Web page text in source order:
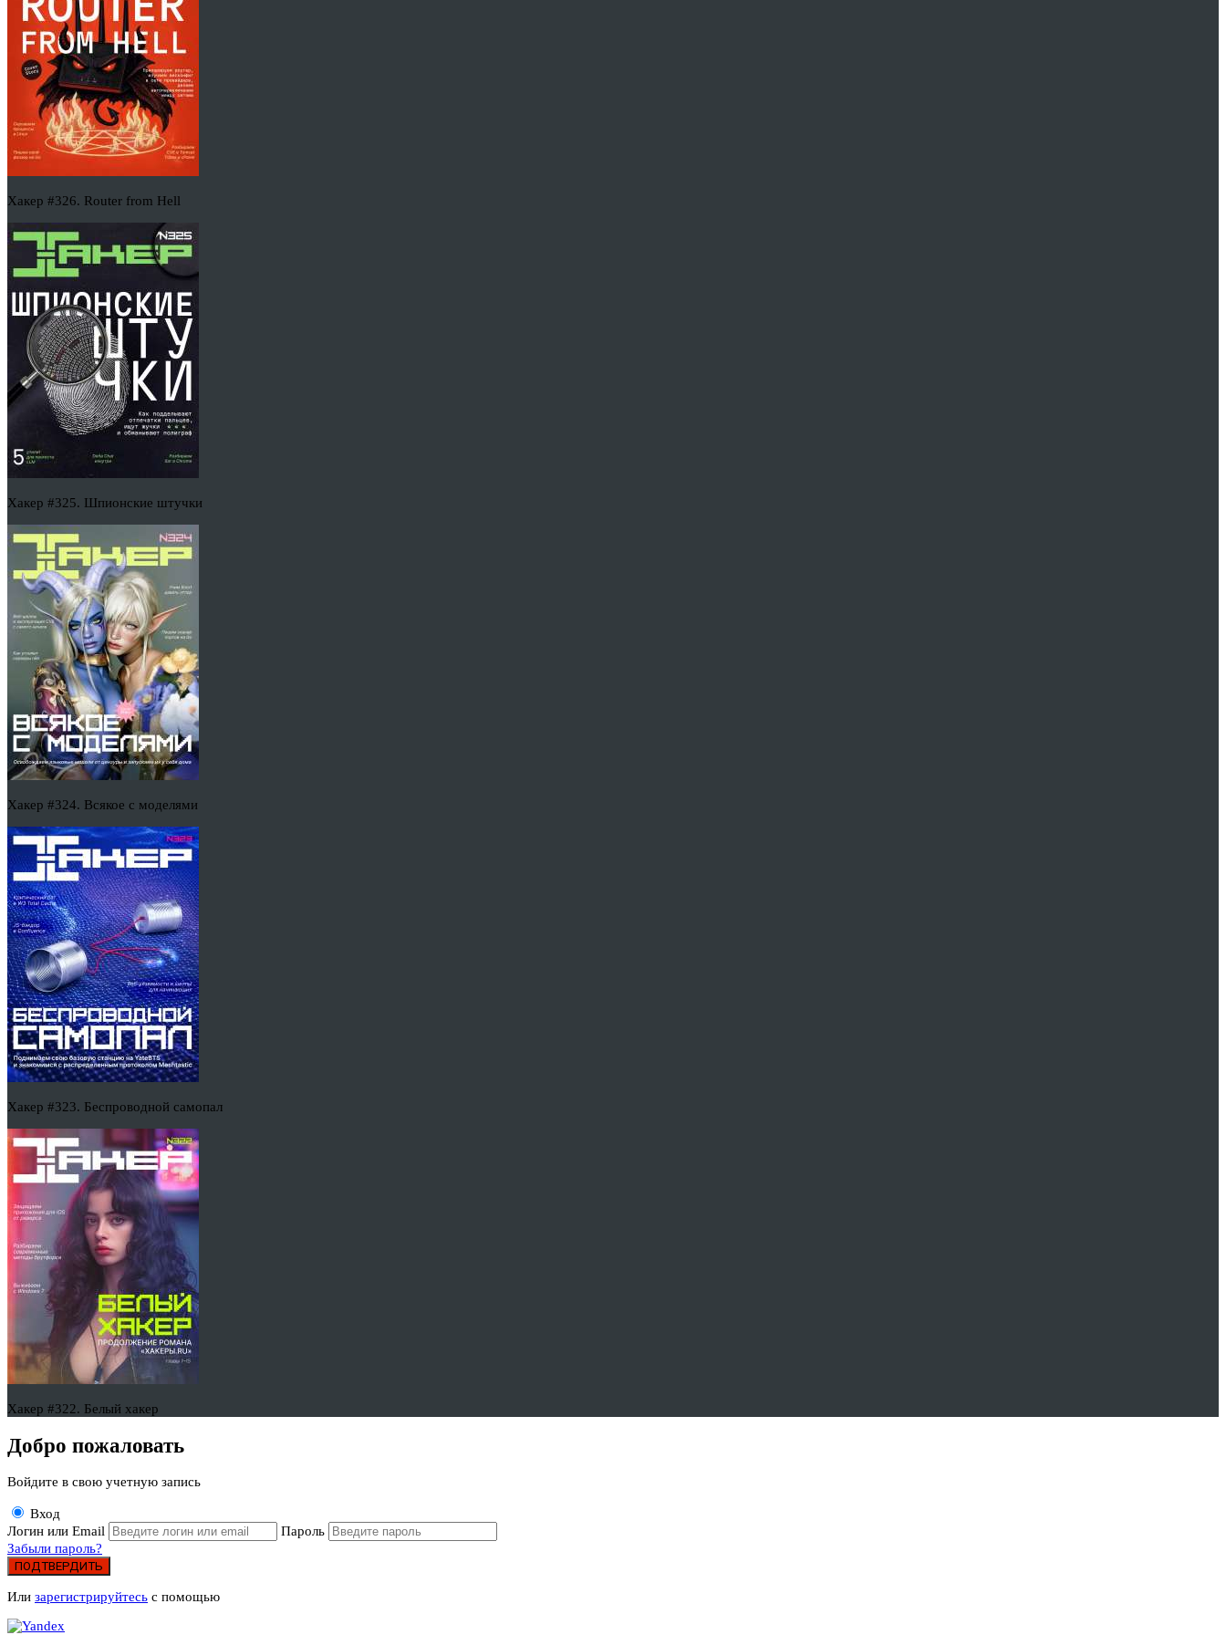
Хакер #326. Router from Hell
Хакер #325. Шпионские штучки
Хакер #324. Всякое с моделями
Хакер #323. Беспроводной самопал
Хакер #322. Белый хакер
Добро пожаловать
Войдите в свою учетную запись
Вход
Логин или Email
Пароль
Забыли пароль?
ПОДТВЕРДИТЬ
Или зарегистрируйтесь с помощью